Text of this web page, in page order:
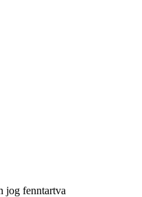
jog fenntartva